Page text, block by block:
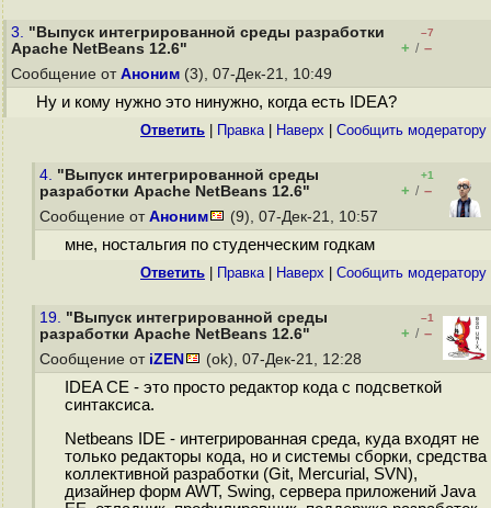
3. "Выпуск интегрированной среды разработки
Apache NetBeans 12.6"
–7
+ / –
Сообщение от Аноним (3), 07-Дек-21, 10:49
Ну и кому нужно это нинужно, когда есть IDEA?
Ответить Правка| Наверх Cообщить модератору
4. "Выпуск интегрированной среды
разработки Apache NetBeans 12.6"
+1
+ / –
Сообщение от Аноним (9), 07-Дек-21, 10:57
мне, ностальгия по студенческим годкам
Ответить Правка| Наверх Cообщить модератору
19. "Выпуск интегрированной среды
разработки Apache NetBeans 12.6"
–1
+ / –
Сообщение от iZEN (ok), 07-Дек-21, 12:28
IDEA CE - это просто редактор кода с подсветкой
синтаксиса.
Netbeans IDE - интегрированная среда, куда входят не
только редакторы кода, но и системы сборки, средства
коллективной разработки (Git, Mercurial, SVN),
дизайнер форм AWT, Swing, сервера приложений Java